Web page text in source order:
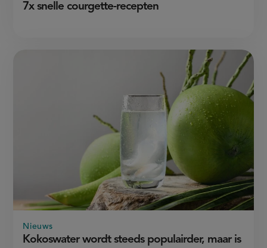
7x snelle courgette-recepten
Kokoswater wordt steeds populairder, maar is
Nieuws